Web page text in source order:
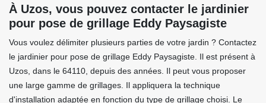
À Uzos, vous pouvez contacter le jardinier
pour pose de grillage Eddy Paysagiste
Vous voulez délimiter plusieurs parties de votre jardin ? Contactez
le jardinier pour pose de grillage Eddy Paysagiste. Il est présent à
Uzos, dans le 64110, depuis des années. Il peut vous proposer
une large gamme de grillages. Il appliquera la technique
d'installation adaptée en fonction du type de grillage choisi. Le